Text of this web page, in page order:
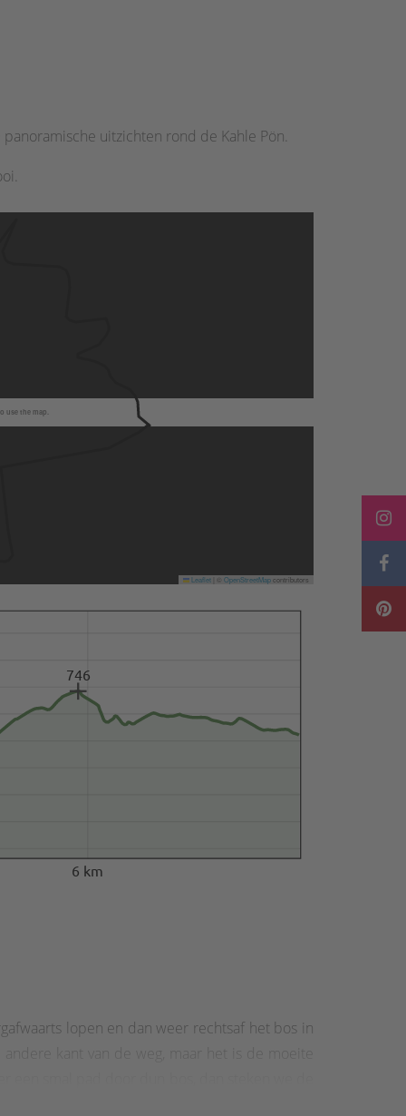
uitzichten rond de Kahle Pön.
use the map.
Leaflet OpenStreetMapcontributors
6 km
746
lopen en dan weer rechtsaf het bos in
kant van de weg, maar het is de moeite